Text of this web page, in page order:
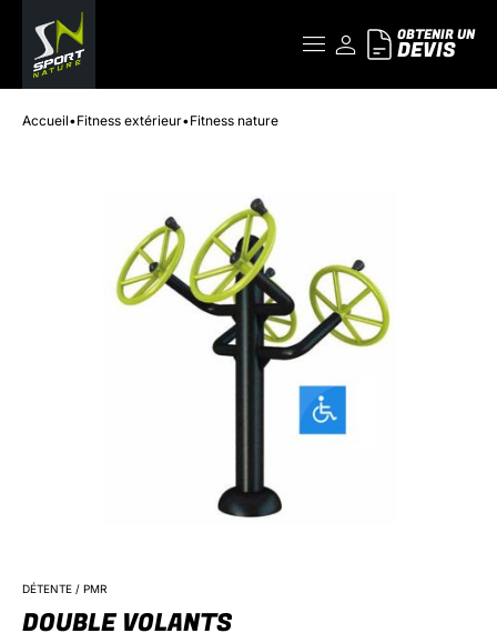
OBTENIR UN
DEVIS
Accueil•Fitness extérieur•Fitness nature
DÉTENTE / PMR
DOUBLE VOLANTS